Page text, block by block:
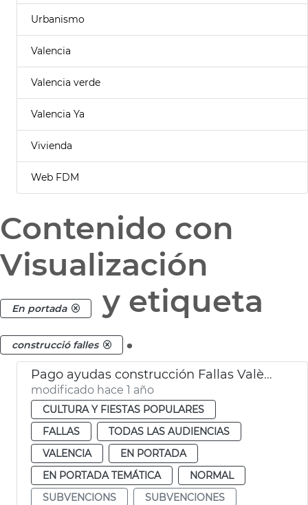
Urbanismo
Valencia
Valencia verde
Valencia Ya
Vivienda
Web FDM
Contenido con
Visualización
En portada y etiqueta
construcció falles .
Pago ayudas construcción Fallas València
modificado hace 1 año
CULTURA Y FIESTAS POPULARES
FALLAS
TODAS LAS AUDIENCIAS
VALENCIA
EN PORTADA
EN PORTADA TEMÁTICA
NORMAL
SUBVENCIONS
SUBVENCIONES